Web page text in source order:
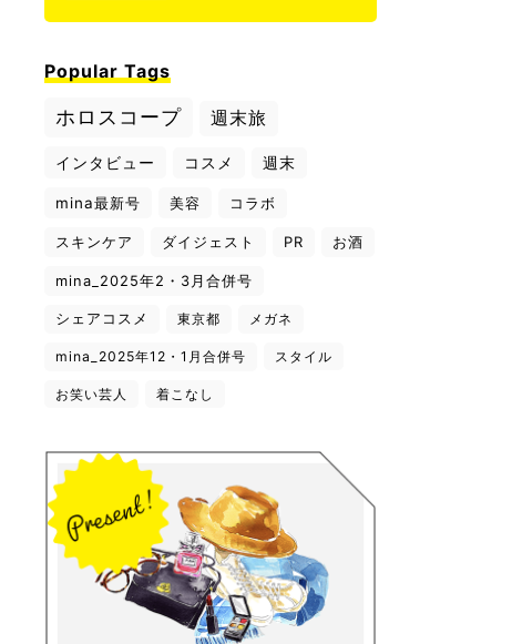
Popular Tags
ホロスコープ 週末旅
インタビュー コスメ 週末
mina最新号 美容 コラボ
スキンケア ダイジェスト PR お酒
mina_2025年2・3月合併号
シェアコスメ 東京都 メガネ
mina_2025年12・1月合併号 スタイル
お笑い芸人 着こなし